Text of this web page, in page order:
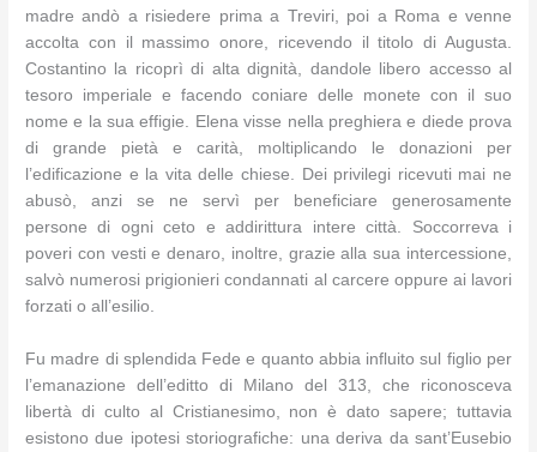
madre andò a risiedere prima a Treviri, poi a Roma e venne
accolta con il massimo onore, ricevendo il titolo di Augusta.
Costantino la ricoprì di alta dignità, dandole libero accesso al
tesoro imperiale e facendo coniare delle monete con il suo
nome e la sua effigie. Elena visse nella preghiera e diede prova
di grande pietà e carità, moltiplicando le donazioni per
l’edificazione e la vita delle chiese. Dei privilegi ricevuti mai ne
abusò, anzi se ne servì per beneficiare generosamente
persone di ogni ceto e addirittura intere città. Soccorreva i
poveri con vesti e denaro, inoltre, grazie alla sua intercessione,
salvò numerosi prigionieri condannati al carcere oppure ai lavori
forzati o all’esilio.
Fu madre di splendida Fede e quanto abbia influito sul figlio per
l’emanazione dell’editto di Milano del 313, che riconosceva
libertà di culto al Cristianesimo, non è dato sapere; tuttavia
esistono due ipotesi storiografiche: una deriva da sant’Eusebio